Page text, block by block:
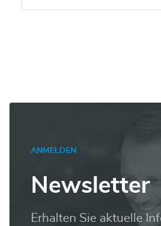
ANMELDEN
Newsletter
Erhalten Sie aktuelle